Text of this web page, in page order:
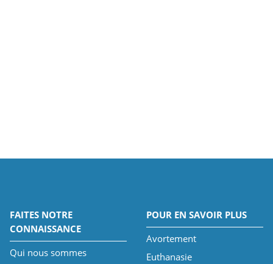
FAITES NOTRE
CONNAISSANCE
Qui nous sommes
POUR EN SAVOIR PLUS
Avortement
Euthanasie